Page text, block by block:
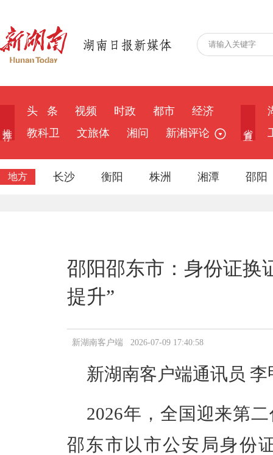
头 条 视频 时政 都市
经济
教科卫
文旅体 湘问 新湘评论
地方 长沙 衡阳 株洲 湘潭 邵阳
邵阳邵东市：身份证换
提升”
新湖南客户端 2026-07-09 17:40:58
新湖南客户端通讯员 李
2026年，全国迎来第
邵东市以市公安局身份